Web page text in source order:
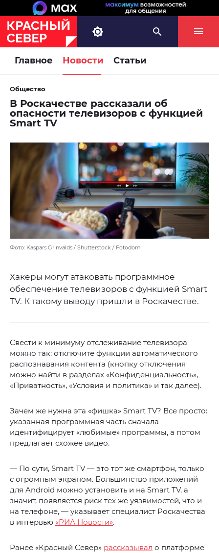
Главное Новости Статьи
Общество
В Роскачестве рассказали об
опасности телевизоров с функцией
Smart TV
Фото: Kaspars Grinvalds / Shutterstock / Fotodom
Хакеры могут атаковать программное
обеспечение телевизоров с функцией Smart
TV. К такому выводу пришли в Роскачестве.
Свести к минимуму отслеживание телевизора
можно так: отключите функции автоматического
распознавания контента (кнопку отключения
можно найти в разделах «Конфиденциальность»,
«Приватность», «Условия и политика» и так далее).
Зачем же нужна эта «фишка» Smart TV? Все просто:
указанная программная часть сначала
идентифицирует «любимые» программы, а потом
предлагает схожее видео.
— По сути, Smart TV — это тот же смартфон, только
с огромным экраном. Большинство приложений
для Android можно установить и на Smart TV, а
значит, появляется риск тех же уязвимостей, что и
на телефоне, — указывает специалист Роскачества
в интервью «РИА Новости».
Ранее «Красный Север» рассказывал о платформе